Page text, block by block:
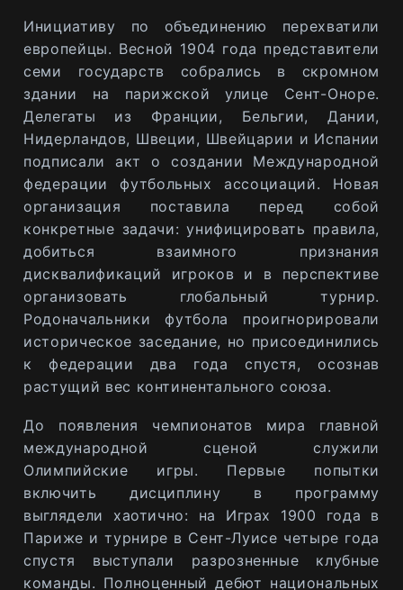
Инициативу по объединению перехватили
европейцы. Весной 1904 года представители
семи государств собрались в скромном
здании на парижской улице Сент-Оноре.
Делегаты из Франции, Бельгии, Дании,
Нидерландов, Швеции, Швейцарии и Испании
подписали акт о создании Международной
федерации футбольных ассоциаций. Новая
организация поставила перед собой
конкретные задачи: унифицировать правила,
добиться взаимного признания
дисквалификаций игроков и в перспективе
организовать глобальный турнир.
Родоначальники футбола проигнорировали
историческое заседание, но присоединились
к федерации два года спустя, осознав
растущий вес континентального союза.
До появления чемпионатов мира главной
международной сценой служили
Олимпийские игры. Первые попытки
включить дисциплину в программу
выглядели хаотично: на Играх 1900 года в
Париже и турнире в Сент-Луисе четыре года
спустя выступали разрозненные клубные
команды. Полноценный дебют национальных